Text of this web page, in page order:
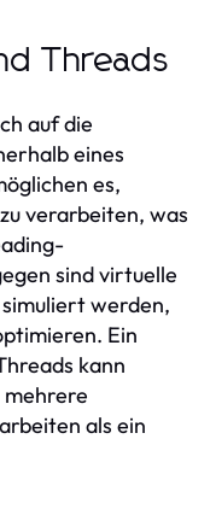
Threads
auf die
eines
es,
verarbeiten, was
sind virtuelle
werden,
Ein
kann
mehrere
als ein